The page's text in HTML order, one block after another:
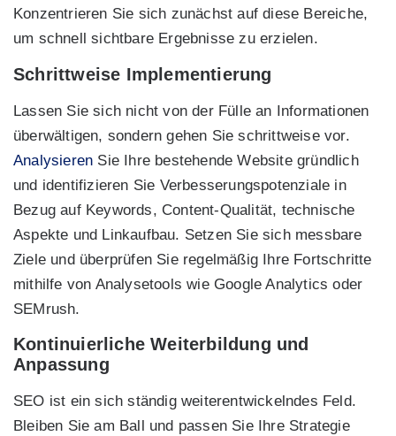
Konzentrieren Sie sich zunächst auf diese Bereiche,
um schnell sichtbare Ergebnisse zu erzielen.
Schrittweise Implementierung
Lassen Sie sich nicht von der Fülle an Informationen
überwältigen, sondern gehen Sie schrittweise vor.
Analysieren Sie Ihre bestehende Website gründlich
und identifizieren Sie Verbesserungspotenziale in
Bezug auf Keywords, Content-Qualität, technische
Aspekte und Linkaufbau. Setzen Sie sich messbare
Ziele und überprüfen Sie regelmäßig Ihre Fortschritte
mithilfe von Analysetools wie Google Analytics oder
SEMrush.
Kontinuierliche Weiterbildung und
Anpassung
SEO ist ein sich ständig weiterentwickelndes Feld.
Bleiben Sie am Ball und passen Sie Ihre Strategie